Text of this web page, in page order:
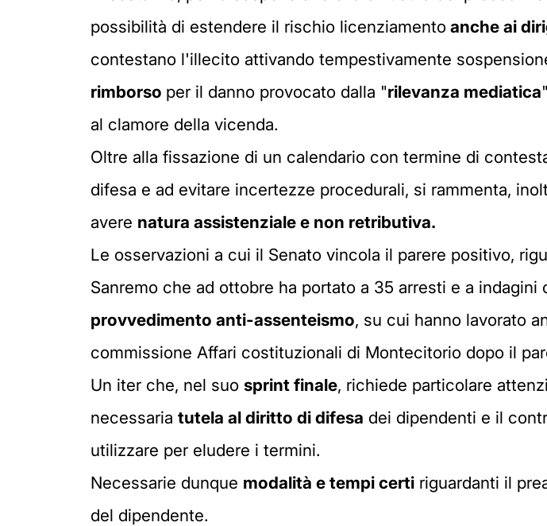
possibilità di estendere il rischio licenziamento anche ai
contestano l'illecito attivando tempestivamente
rimborso per il danno provocato dalla "rilevanza mediatica
al clamore della vicenda.
Oltre alla fissazione di un calendario con termine di
difesa e ad evitare incertezze procedurali, si rammenta,
avere natura assistenziale e non retributiva.
Le osservazioni a cui il Senato vincola il parere positivo,
Sanremo che ad ottobre ha portato a 35 arresti e a
provvedimento anti-assenteismo, su cui hanno lavorato
commissione Affari costituzionali di Montecitorio dopo il
Un iter che, nel suo sprint finale, richiede particolare
necessaria tutela al diritto di difesa dei dipendenti e il
utilizzare per eludere i termini.
Necessarie dunque modalità e tempi certi riguardanti il
del dipendente.